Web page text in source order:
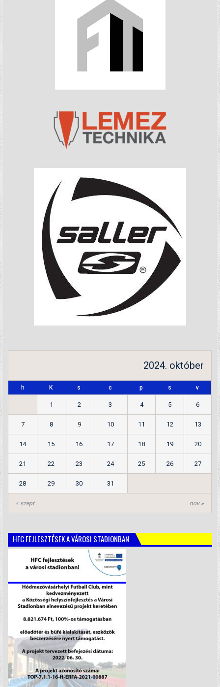
2024. október
h K s c p s v
« szept nov »
1 2 3 4 5 6
7 8 9 10 11 12 13
14 15 16 17 18 19 20
21 22 23 24 25 26 27
28 29 30 31
HFC FEJLESZTÉSEK A VÁROSI STADIONBAN